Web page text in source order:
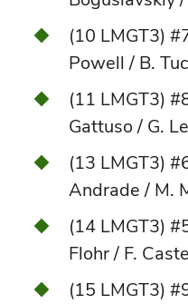
(10 LMGT3)
Powell / B.
(11 LMGT3)
Gattuso / G.
(13 LMGT3)
Andrade / M.
(14 LMGT3)
Flohr / F.
(15 LMGT3)